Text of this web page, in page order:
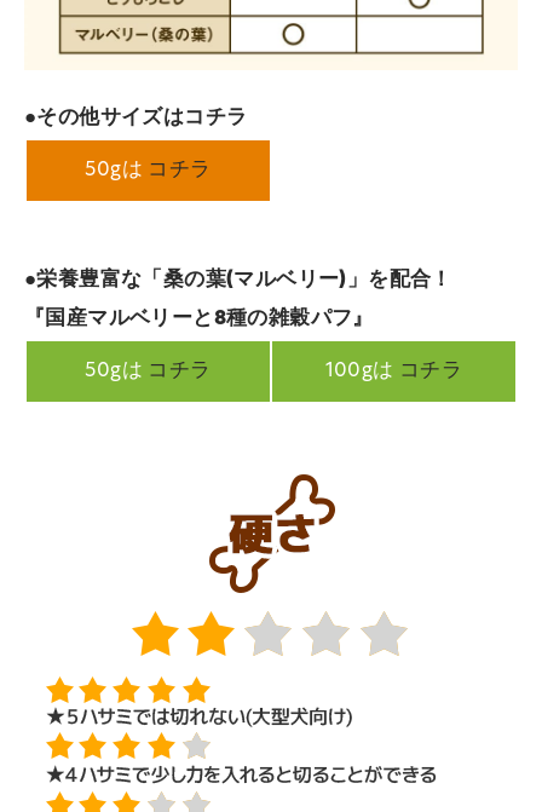
●その他サイズはコチラ
50gは コチラ
●栄養豊富な「桑の葉(マルベリー)」を配合！
『国産マルベリーと8種の雑穀パフ』
50gは コチラ 100gは コチラ